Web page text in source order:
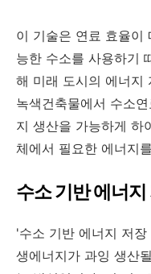
이 기술은 연료 효율이
능한 수소를 사용하기
해 미래 도시의 에너지
녹색건축물에서 수소
지 생산을 가능하게 하
체에서 필요한 에너지
수소 기반 에너
'수소 기반 에너지 저
생에너지가 과잉 생산